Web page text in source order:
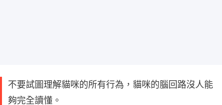
不要試圖理解貓咪的所有行為，貓咪的腦回路沒人能
夠完全讀懂。